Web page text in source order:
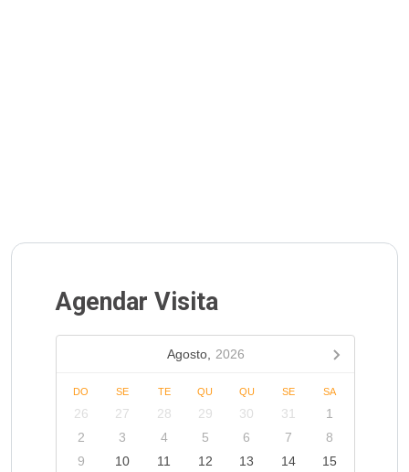
Agendar Visita
Agosto, 2026
DO SE TE QU QU SE SA
26 27 28 29 30 31
1
2
3 4 5 6 7
8
9
10 11 12 13 14
15